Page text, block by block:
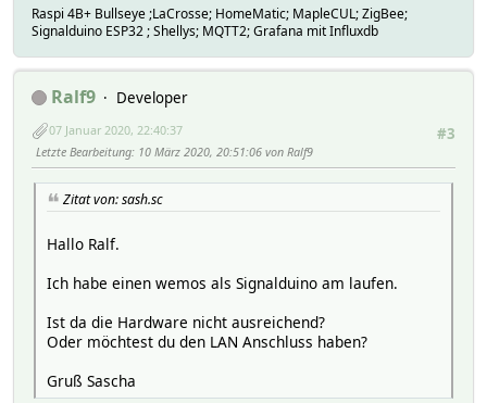
Raspi 4B+ Bullseye ;LaCrosse; HomeMatic; MapleCUL; ZigBee;
Signalduino ESP32 ; Shellys; MQTT2; Grafana mit Influxdb
Ralf9
Developer
#3
07 Januar 2020, 22:40:37
Letzte Bearbeitung: 10 März 2020, 20:51:06 von Ralf9
Zitat von: sash.sc
Hallo Ralf.
Ich habe einen wemos als Signalduino am laufen.
Ist da die Hardware nicht ausreichend?
Oder möchtest du den LAN Anschluss haben?
Gruß Sascha